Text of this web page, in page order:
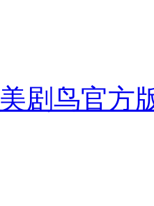
美剧鸟官方